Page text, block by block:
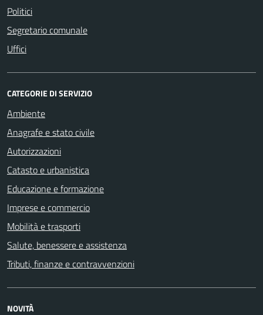
Politici
Segretario comunale
Uffici
CATEGORIE DI SERVIZIO
Ambiente
Anagrafe e stato civile
Autorizzazioni
Catasto e urbanistica
Educazione e formazione
Imprese e commercio
Mobilità e trasporti
Salute, benessere e assistenza
Tributi, finanze e contravvenzioni
NOVITÀ